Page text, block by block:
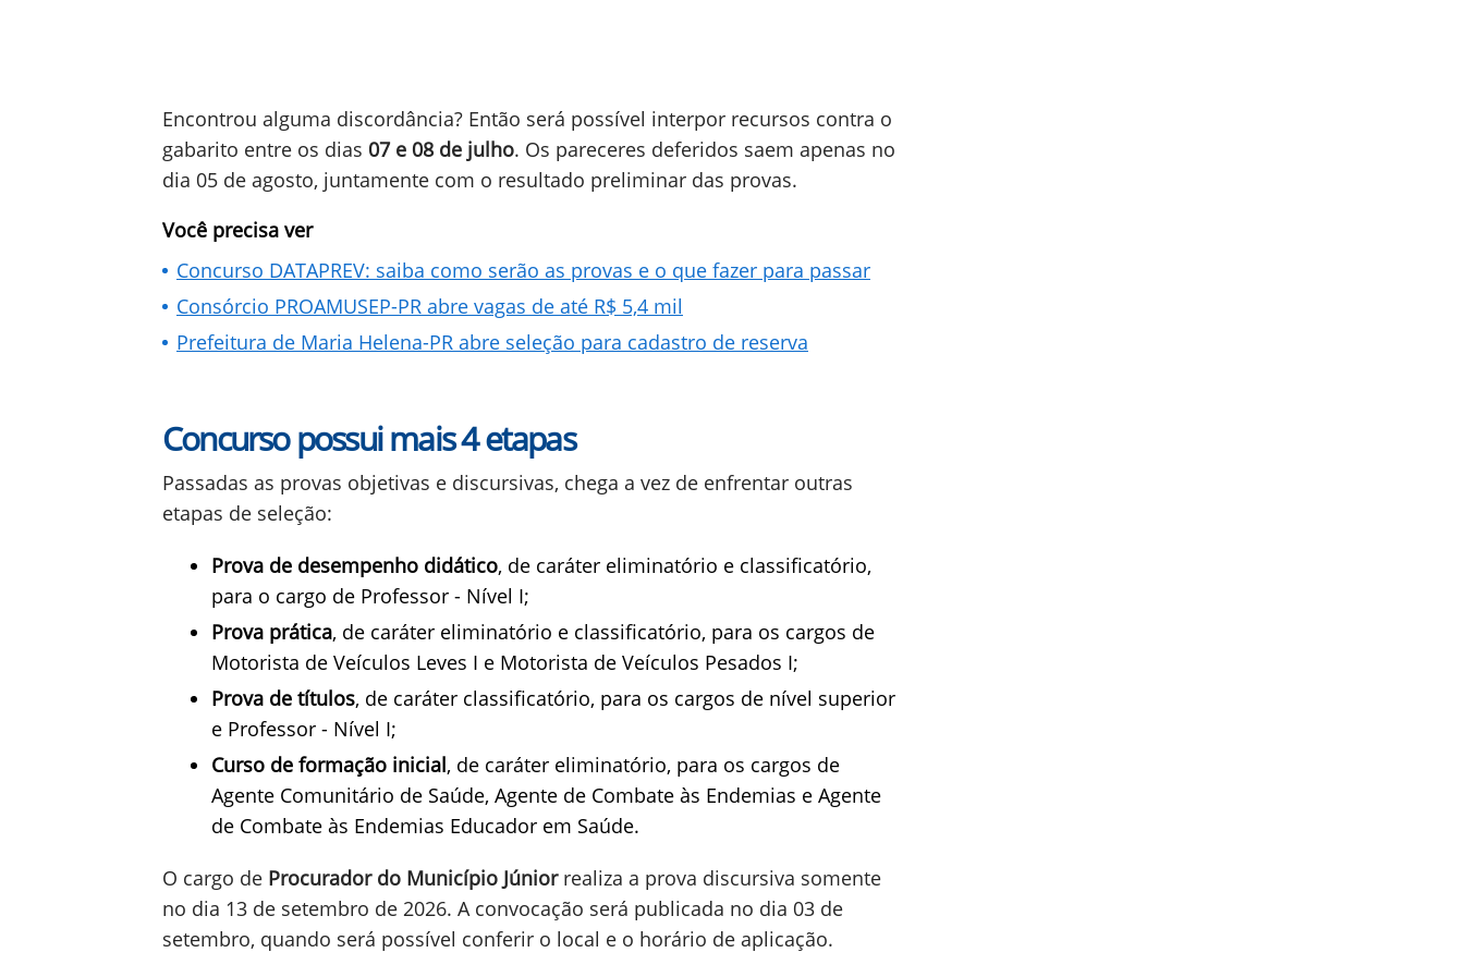
Encontrou alguma discordância? Então será possível interpor recursos contra o
gabarito entre os dias 07 e 08 de julho. Os pareceres deferidos saem apenas no
dia 05 de agosto, juntamente com o resultado preliminar das provas.
Você precisa ver
Concurso DATAPREV: saiba como serão as provas e o que fazer para passar
Consórcio PROAMUSEP-PR abre vagas de até R$ 5,4 mil
Prefeitura de Maria Helena-PR abre seleção para cadastro de reserva
Concurso possui mais 4 etapas
Passadas as provas objetivas e discursivas, chega a vez de enfrentar outras
etapas de seleção:
Prova de desempenho didático, de caráter eliminatório e classificatório,
para o cargo de Professor - Nível I;
Prova prática, de caráter eliminatório e classificatório, para os cargos de
Motorista de Veículos Leves I e Motorista de Veículos Pesados I;
Prova de títulos, de caráter classificatório, para os cargos de nível superior
e Professor - Nível I;
Curso de formação inicial, de caráter eliminatório, para os cargos de
Agente Comunitário de Saúde, Agente de Combate às Endemias e Agente
de Combate às Endemias Educador em Saúde.
O cargo de Procurador do Município Júniorrealiza a prova discursiva somente
no dia 13 de setembro de 2026. A convocação será publicada no dia 03 de
setembro, quando será possível conferir o local e o horário de aplicação.